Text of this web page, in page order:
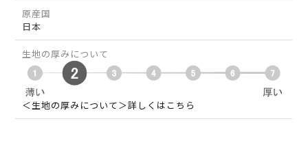
原産国
日本
生地の厚みについて
＜生地の厚みについて＞詳しくはこちら